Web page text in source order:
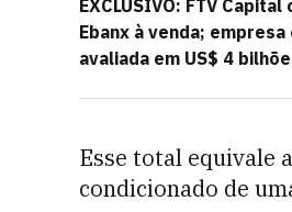
EXCLUSIVO: FTV Capital
Ebanx à venda; empresa
avaliada em US$ 4
Esse total equivale
condicionado de